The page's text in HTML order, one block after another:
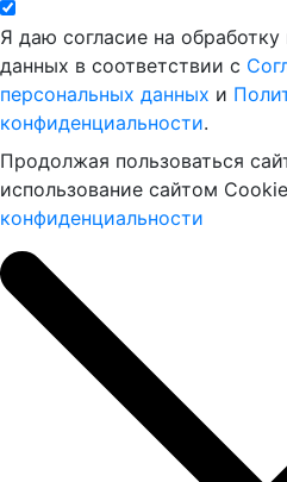
Я даю согласие на
данных в соответствии с
персональных данных и
конфиденциальности.
Продолжая пользоваться
использование сайтом
конфиденциальности